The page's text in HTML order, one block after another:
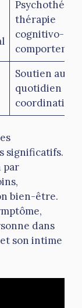
thérapie
cognitivo-
Soutien au
quotidien et
coordination
significatifs.
par
bien-être.
dans
son intime